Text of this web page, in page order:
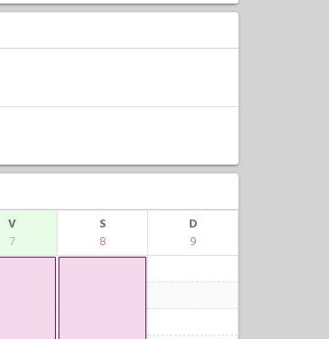
V
7
S
8
D
9